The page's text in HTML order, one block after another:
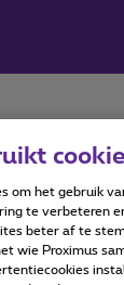
om het gebruik
te verbeteren
beter af te
wie Proximus